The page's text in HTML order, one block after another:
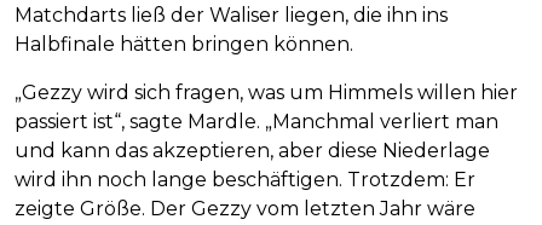
Matchdarts ließ der Waliser liegen, die ihn ins
Halbfinale hätten bringen können.
„Gezzy wird sich fragen, was um Himmels willen hier
passiert ist“, sagte Mardle. „Manchmal verliert man
und kann das akzeptieren, aber diese Niederlage
wird ihn noch lange beschäftigen. Trotzdem: Er
zeigte Größe. Der Gezzy vom letzten Jahr wäre